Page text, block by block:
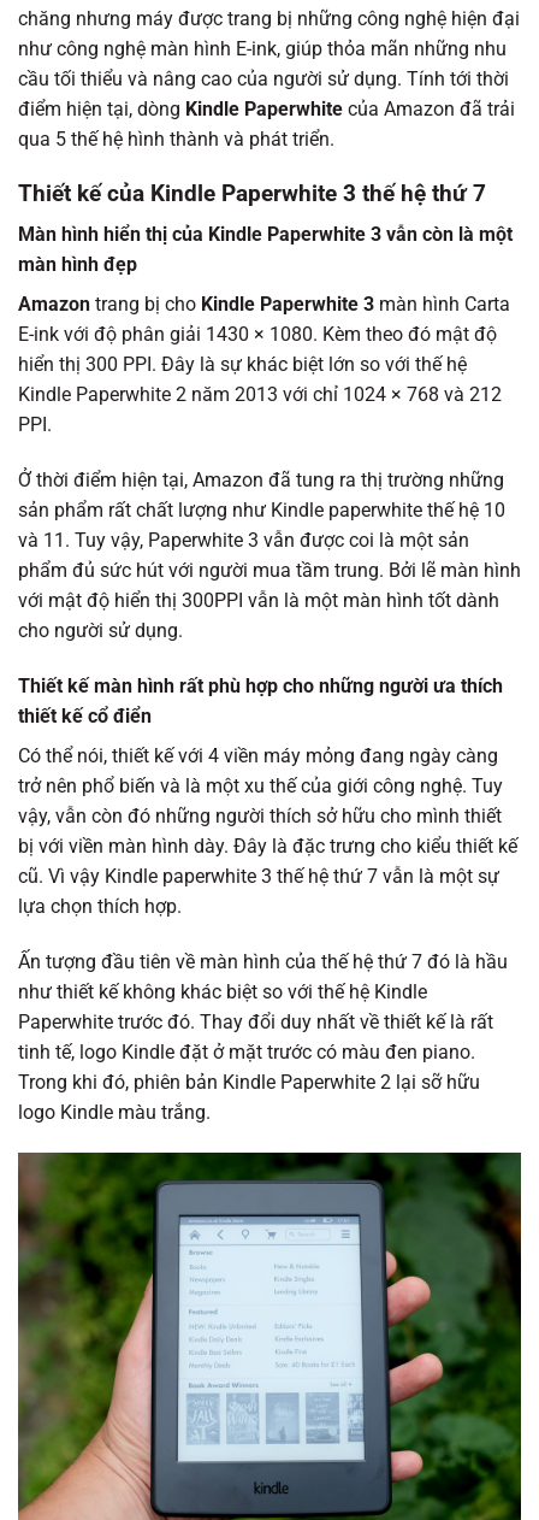
chăng nhưng máy được trang bị những công nghệ hiện đại
như công nghệ màn hình E-ink, giúp thỏa mãn những nhu
cầu tối thiểu và nâng cao của người sử dụng. Tính tới thời
điểm hiện tại, dòng Kindle Paperwhite của Amazon đã trải
qua 5 thế hệ hình thành và phát triển.
Thiết kế của Kindle Paperwhite 3 thế hệ thứ 7
Màn hình hiển thị của Kindle Paperwhite 3 vẫn còn là một
màn hình đẹp
Amazon trang bị cho Kindle Paperwhite 3 màn hình Carta
E-ink với độ phân giải 1430 × 1080. Kèm theo đó mật độ
hiển thị 300 PPI. Đây là sự khác biệt lớn so với thế hệ
Kindle Paperwhite 2 năm 2013 với chỉ 1024 × 768 và 212
PPI.
Ở thời điểm hiện tại, Amazon đã tung ra thị trường những
sản phẩm rất chất lượng như Kindle paperwhite thế hệ 10
và 11. Tuy vậy, Paperwhite 3 vẫn được coi là một sản
phẩm đủ sức hút với người mua tầm trung. Bởi lẽ màn hình
với mật độ hiển thị 300PPI vẫn là một màn hình tốt dành
cho người sử dụng.
Thiết kế màn hình rất phù hợp cho những người ưa thích
thiết kế cổ điển
Có thể nói, thiết kế với 4 viền máy mỏng đang ngày càng
trở nên phổ biến và là một xu thế của giới công nghệ. Tuy
vậy, vẫn còn đó những người thích sở hữu cho mình thiết
bị với viền màn hình dày. Đây là đặc trưng cho kiểu thiết kế
cũ. Vì vậy Kindle paperwhite 3 thế hệ thứ 7 vẫn là một sự
lựa chọn thích hợp.
Ấn tượng đầu tiên về màn hình của thế hệ thứ 7 đó là hầu
như thiết kế không khác biệt so với thế hệ Kindle
Paperwhite trước đó. Thay đổi duy nhất về thiết kế là rất
tinh tế, logo Kindle đặt ở mặt trước có màu đen piano.
Trong khi đó, phiên bản Kindle Paperwhite 2 lại sỡ hữu
logo Kindle màu trắng.